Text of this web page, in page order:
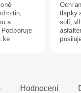
a
ke
tlapky
solí,
Hodnocení